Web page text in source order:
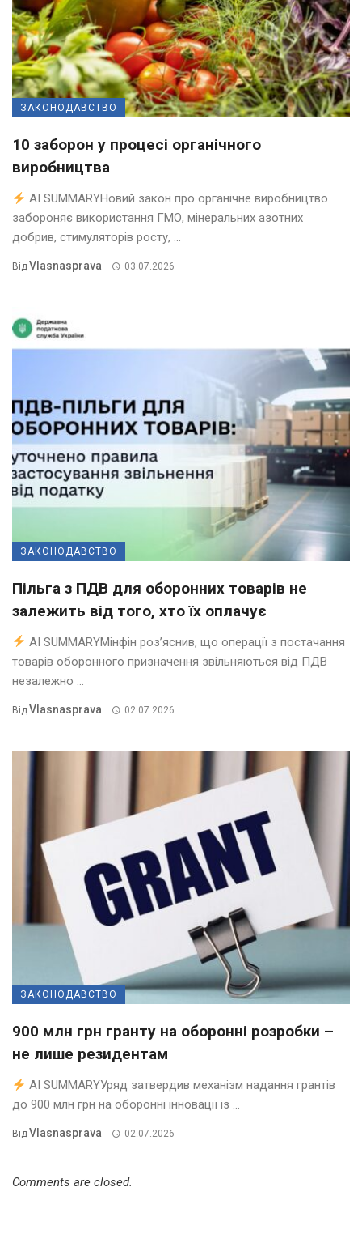
ЗАКОНОДАВСТВО
10 заборон у процесі органічного
виробництва
AI SUMMARYНовий закон про органічне виробництво
забороняє використання ГМО, мінеральних азотних
добрив, стимуляторів росту, ...
ВідVlasnasprava 03.07.2026
ЗАКОНОДАВСТВО
Пільга з ПДВ для оборонних товарів не
залежить від того, хто їх оплачує
AI SUMMARYМінфін роз’яснив, що операції з постачання
товарів оборонного призначення звільняються від ПДВ
незалежно ...
ВідVlasnasprava 02.07.2026
ЗАКОНОДАВСТВО
900 млн грн гранту на оборонні розробки –
не лише резидентам
AI SUMMARYУряд затвердив механізм надання грантів
до 900 млн грн на оборонні інновації із ...
ВідVlasnasprava 02.07.2026
Comments are closed.